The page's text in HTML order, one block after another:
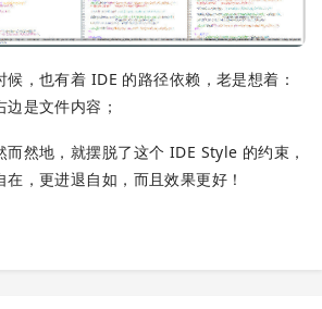
，也有着 IDE 的路径依赖，老是想着：
是文件内容；
然地，就摆脱了这个 IDE Style 的约束，
，更进退自如，而且效果更好！